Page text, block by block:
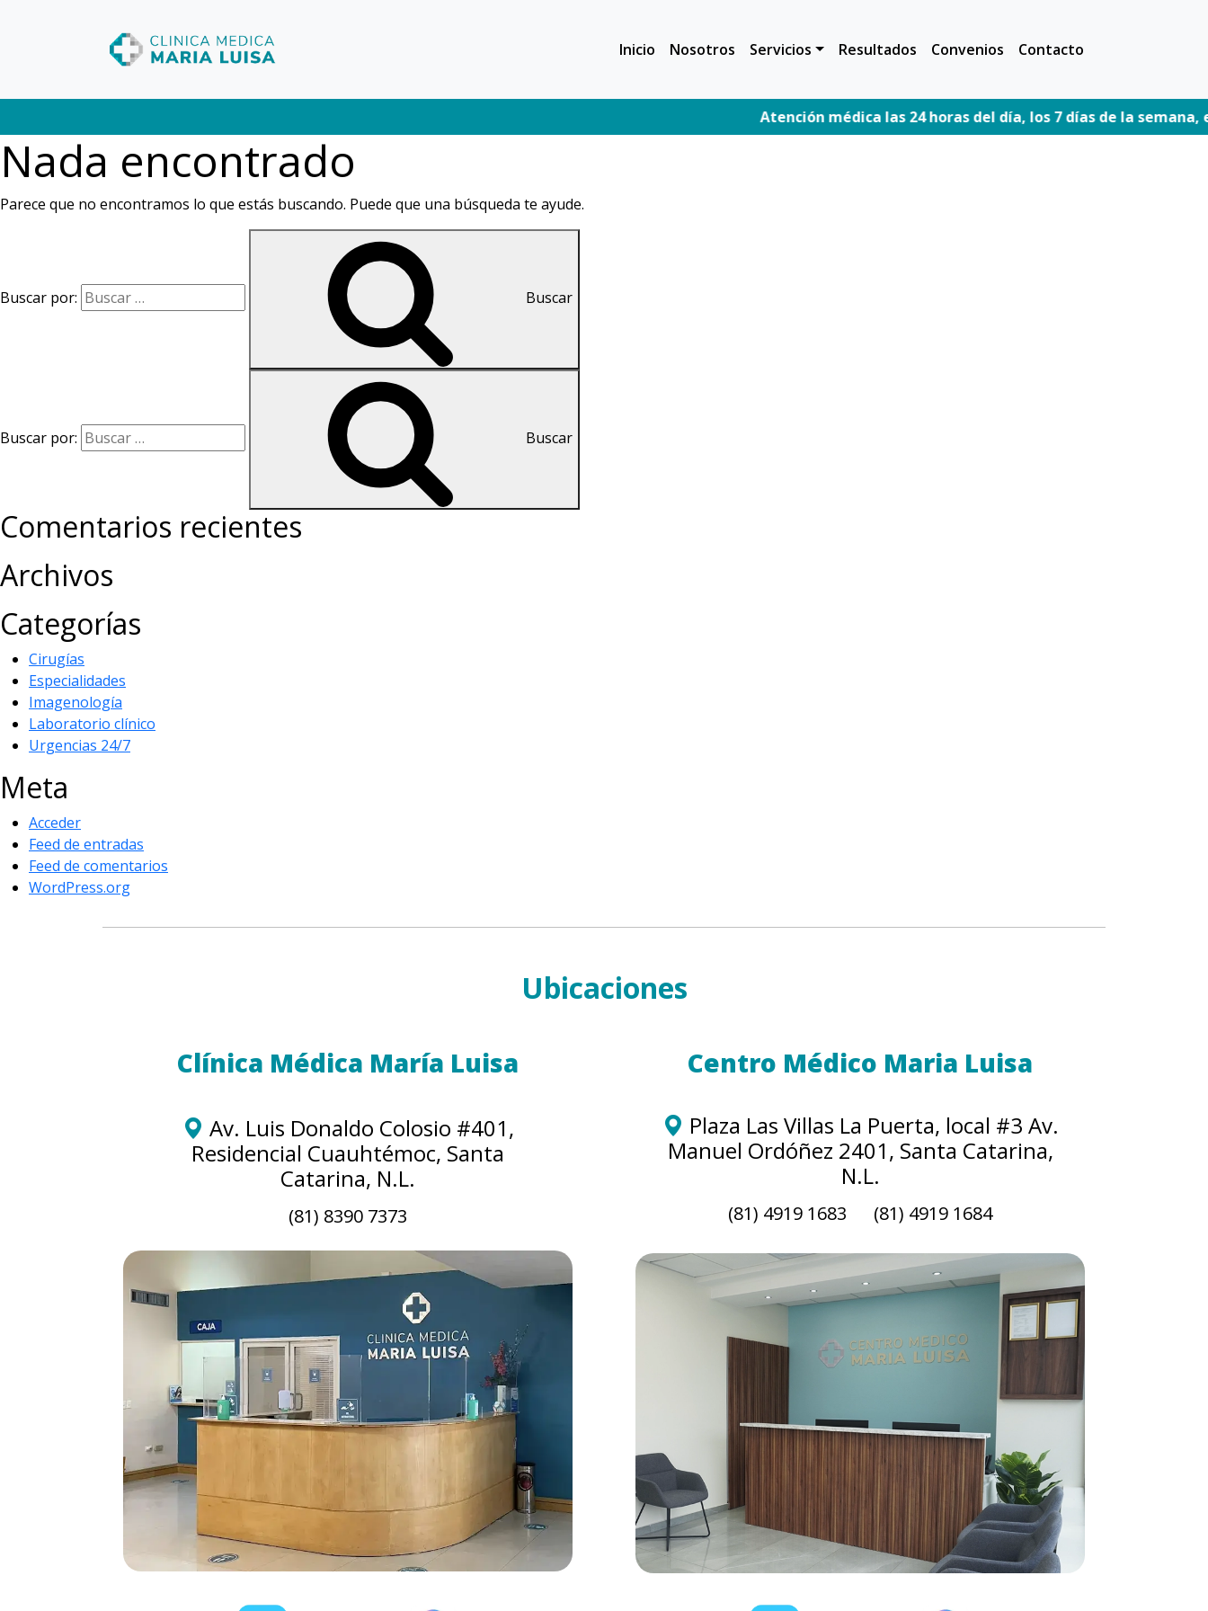
Inicio Nosotros Servicios Resultados Convenios Contacto
Atención médica las 24 horas del día, los 7 días de la semana,
Nada encontrado
Parece que no encontramos lo que estás buscando. Puede que una búsqueda te ayude.
Buscar por: Buscar
Buscar por: Buscar
Comentarios recientes
Archivos
Categorías
Cirugías
Especialidades
Imagenología
Laboratorio clínico
Urgencias 24/7
Meta
Acceder
Feed de entradas
Feed de comentarios
WordPress.org
Ubicaciones
Clínica Médica María Luisa
Av. Luis Donaldo Colosio #401,
Residencial Cuauhtémoc, Santa
Catarina, N.L.
(81) 8390 7373
Centro Médico Maria Luisa
Plaza Las Villas La Puerta, local #3 Av.
Manuel Ordóñez 2401, Santa Catarina,
N.L.
(81) 4919 1683 (81) 4919 1684